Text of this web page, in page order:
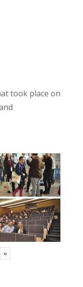
took place on
»